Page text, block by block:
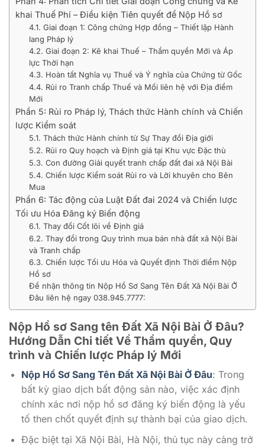
khai Thuế Phí – Điều kiện Tiên quyết để Nộp Hồ sơ
4.1. Giai đoạn 1: Công chứng Hợp đồng – Thiết lập Hành
lang Pháp lý
4.2. Giai đoạn 2: Kê khai Thuế – Thẩm quyền Mới và Áp
lực Thời hạn
4.3. Hoàn tất Nghĩa vụ Thuế và Ý nghĩa của Chứng từ Gốc
4.4. Rủi ro Tranh chấp Thuế và Mối liên hệ với Địa điểm
Mới
Phần 5: Rủi ro Pháp lý, Thách thức Hành chính và Chiến
lược Kiểm soát
5.1. Thách thức Hành chính từ Sự Thay đổi Địa giới
5.2. Rủi ro Quy hoạch và Định giá tại Khu vực Đặc thù
5.3. Con đường Giải quyết tranh chấp đất đai xã Nội Bài
5.4. Chiến lược Kiểm soát Rủi ro và Lời khuyên cho Bên
Mua
Phần 6: Tác động của Luật Đất đai 2024 và Chiến lược
Tối ưu Hóa Đăng ký Biến động
6.1. Thay đổi Cốt lõi về Định giá
6.2. Thay đổi trong Quy trình mua bán nhà đất xã Nội Bài
và Tranh chấp
6.3. Chiến lược Tối ưu Hóa và Quyết định Thời điểm Nộp
Hồ sơ
Để nhận thông tin Nộp Hồ Sơ Sang Tên Đất Xã Nội Bài Ở
Đâu liên hệ ngay 038.945.7777:
Nộp Hồ sơ Sang tên Đất Xã Nội Bài Ở Đâu?
Hướng Dẫn Chi tiết Về Thẩm quyền, Quy
trình và Chiến lược Pháp lý Mới
Nộp Hồ Sơ Sang Tên Đất Xã Nội Bài Ở Đâu: Trong
bất kỳ giao dịch bất động sản nào, việc xác định
chính xác nơi nộp hồ sơ đăng ký biến động là yếu
tố then chốt quyết định sự thành bại của giao dịch.
Đặc biệt tại Xã Nội Bài, Hà Nội, thủ tục này càng trở